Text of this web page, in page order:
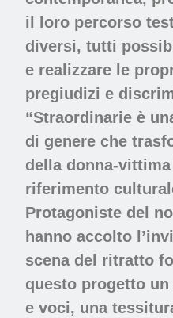
il loro percorso
diversi, tutti
e realizzare le
pregiudizi e
“Straordinarie è
di genere che
della donna-
riferimento
Protagoniste del
hanno accolto
scena del ritratto
questo progetto
e voci, una